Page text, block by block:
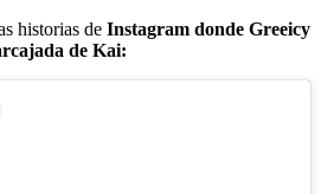
historias de Instagram donde Greeicy
de Kai: